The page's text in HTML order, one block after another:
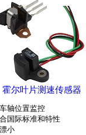
霍尔叶片测速传感器
轴位置监控
国际标准和特性
小